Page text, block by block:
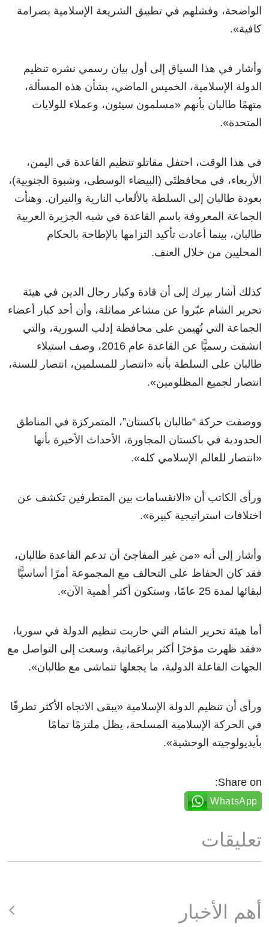
الواضحة، وفشلهم في تطبيق الشريعة الإسلامية بصرامة
كافية»
.
وأشار في هذا السياق إلى أول بيان رسمي نشره تنظيم
الدولة الإسلامية، الخميس الماضي، بشأن هذه المسألة،
متهمًا طالبان بأنهم «مسلمون سيئون، وعملاء للولايات
المتحدة»
.
في هذا الوقت، احتفل مقاتلو تنظيم القاعدة في اليمن،
الأربعاء، في محافظتَي (البيضاء الوسطى، وشبوة الجنوبية)،
بعودة طالبان إلى السلطة بالألعاب النارية والنيران. وهنأت
الجماعة المعروفة باسم القاعدة في شبه الجزيرة العربية
طالبان، بينما أعادت تأكيد التزامها بالإطاحة بالحكام
المحليين من خلال العنف.
كذلك أشار بيرك إلى أن قادة وكبار رجال الدين في هيئة
تحرير الشام عبّروا عن مشاعر مماثلة، وأن أحد كبار أعضاء
الجماعة التي تُهيمن على محافظة إدلب السورية، والتي
انشقت رسميًّا عن القاعدة عام 2016، وصف استيلاء
طالبان على السلطة بأنه «انتصار للمسلمين، انتصار للسنة،
انتصار لجميع المظلومين»
.
ووصفت حركة “طالبان باكستان”، المتمركزة في المناطق
الحدودية في باكستان المجاورة، الأحداث الأخيرة بأنها
«انتصار للعالم الإسلامي كله»
.
ورأى الكاتب أن «الانقسامات بين المتطرفين تكشف عن
اختلافات استراتيجية كبيرة»
.
وأشار إلى أنه «من غير المفاجئ أن تدعم القاعدة طالبان،
فقد كان الحفاظ على التحالف مع المجموعة أمرًا أساسيًّا
لبقائها لمدة 25 عامًا، وستكون أكثر أهمية الآن
»
.
أما هيئة تحرير الشام التي حاربت تنظيم الدولة في سوريا،
«فقد ظهرت مؤخرًا أكثر براغماتية، وسعت إلى التواصل مع
الجهات الفاعلة الدولية، ما يجعلها تتماشى مع طالبان»
.
ورأى أن تنظيم الدولة الإسلامية «يبقى الاتجاه الأكثر تطرفًا
في الحركة الإسلامية المسلحة، يظل ملتزمًا تمامًا
بأيديولوجيته الوحشية»
.
Share on:
WhatsApp
تعليقات
أهم الأخبار